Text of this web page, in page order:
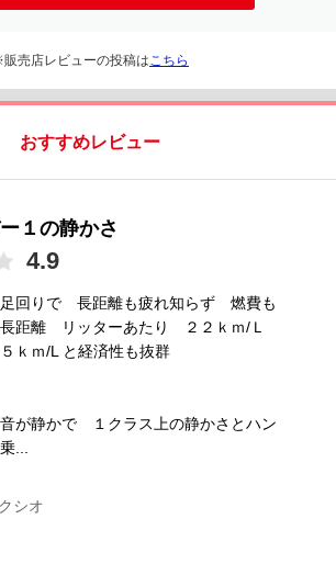
売店レビューの投稿は こちら
おすすめレビュー
１の静かさ
4.9
足回りで 長距離も疲れ知らず 燃費も
距離 リッターあたり ２２ｋｍ/Ｌ
ｋｍ/L と経済性も抜群
音が静かで １クラス上の静かさとハン
...
シオ